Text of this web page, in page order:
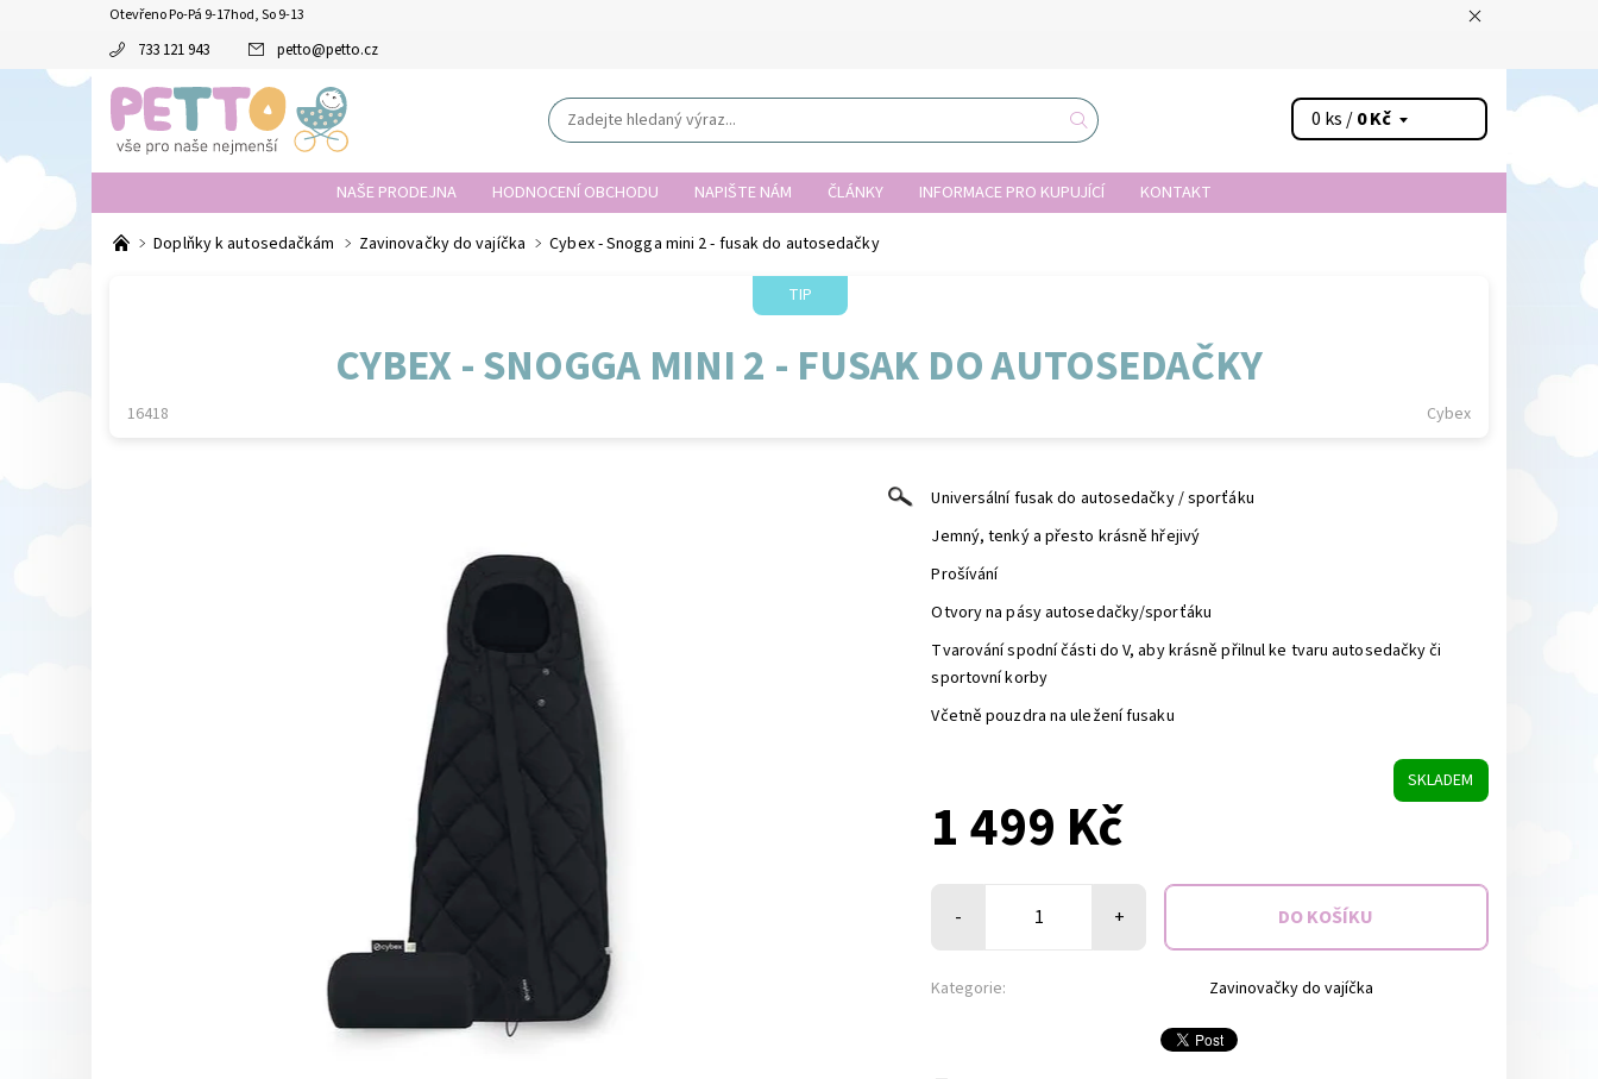
Otevřeno Po-Pá 9-17hod, So 9-13
733 121 943 petto@petto.cz
0 ks /0 Kč
NAŠE PRODEJNA HODNOCENÍ OBCHODU NAPIŠTE NÁM ČLÁNKY INFORMACE PRO KUPUJÍCÍ KONTAKT
Doplňky k autosedačkám Zavinovačky do vajíčka Cybex - Snogga mini 2 - fusak do autosedačky
TIP
CYBEX - SNOGGA MINI 2 - FUSAK DO AUTOSEDAČKY
16418 Cybex
Universální fusak do autosedačky / sporťáku
Jemný, tenký a přesto krásně hřejivý
Prošívání
Otvory na pásy autosedačky/sporťáku
Tvarování spodní části do V, aby krásně přilnul ke tvaru autosedačky či
sportovní korby
Včetně pouzdra na uležení fusaku
SKLADEM
1 499 Kč
- +
Kategorie: Zavinovačky do vajíčka